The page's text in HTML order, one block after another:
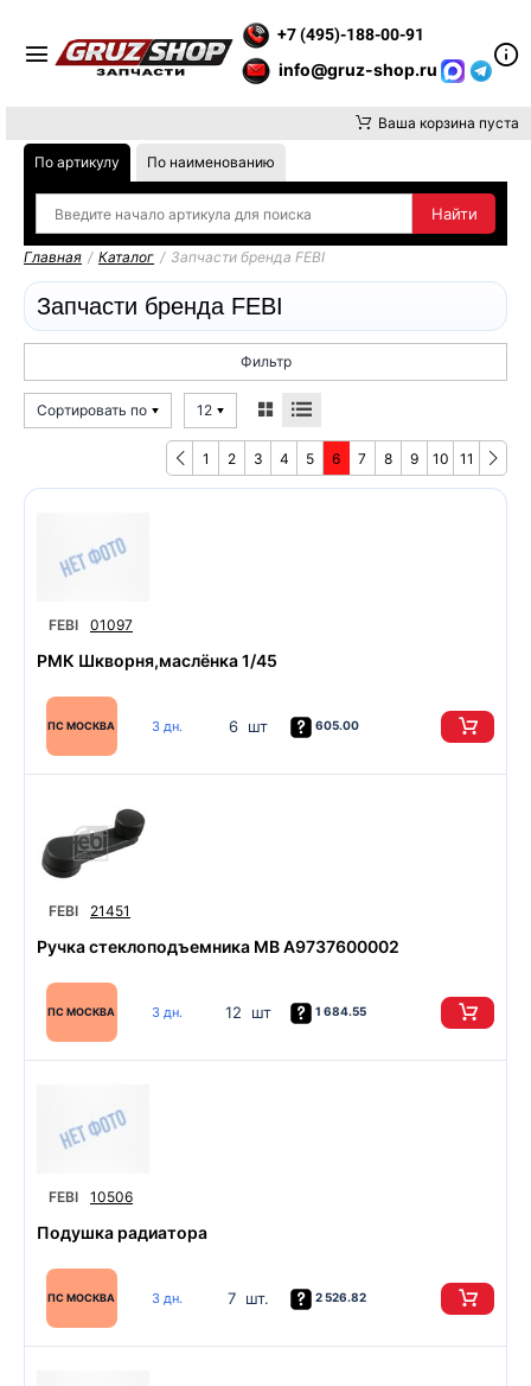
+7 (495)-188-00-91
info@gruz-shop.ru
Ваша корзина пуста
По артикулу По наименованию
Главная / Каталог / Запчасти бренда FEBI
Запчасти бренда FEBI
Фильтр
Сортировать по 12
1 2 3 4 5 6 7 8 9 10 11
FEBI 01097
РМК Шкворня,маслёнка 1/45
ПС МОСКВА 3 дн. 6 шт 605.00
FEBI 21451
Ручка стеклоподъемника MB A9737600002
ПС МОСКВА 3 дн. 12 шт 1 684.55
FEBI 10506
Подушка радиатора
ПС МОСКВА 3 дн. 7 шт. 2 526.82